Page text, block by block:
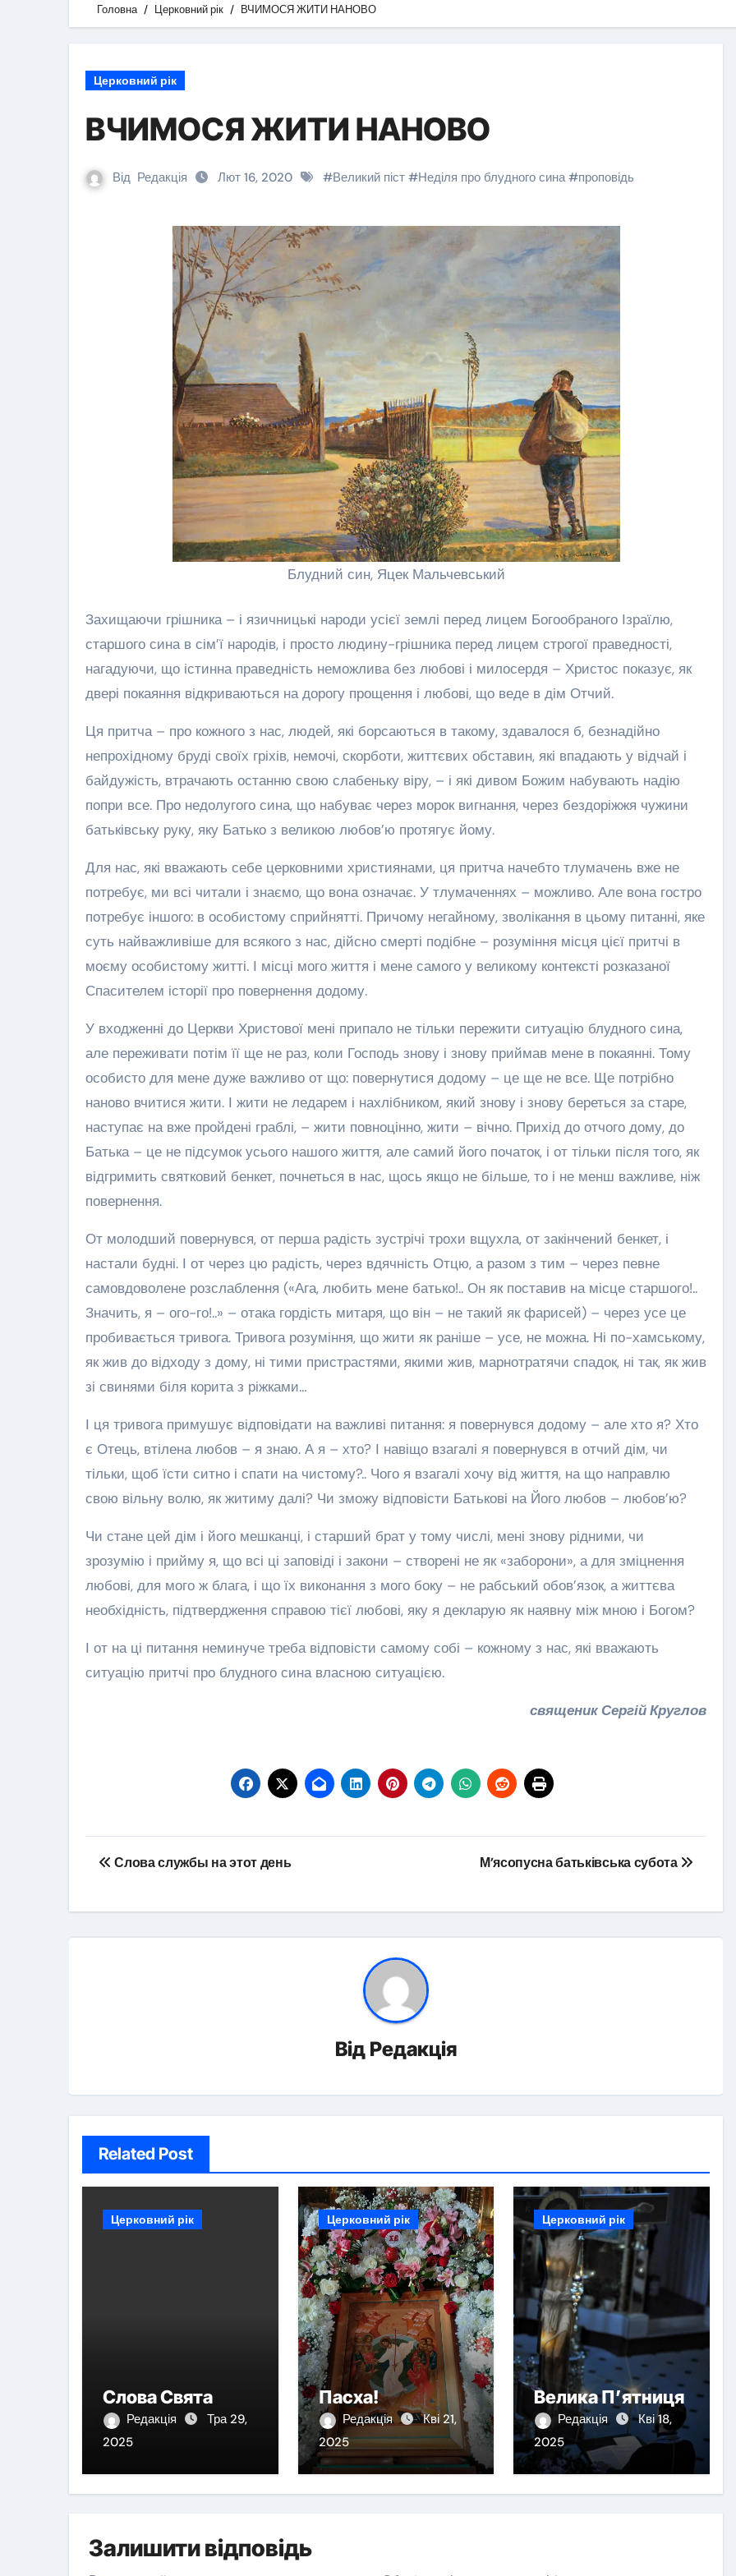
Головна Церковний рік ВЧИМОСЯ ЖИТИ НАНОВО
Церковний рік
ВЧИМОСЯ ЖИТИ НАНОВО
Від Редакція Лют 16, 2020 #Великий піст #Неділя про блудного сина#проповідь
Блудний син, Яцек Мальчевський
Захищаючи грішника – і язичницькі народи усієї землі перед лицем Богообраного Ізраїлю,
старшого сина в сім’ї народів, і просто людину-грішника перед лицем строгої праведності,
нагадуючи, що істинна праведність неможлива без любові і милосердя – Христос показує, як
двері покаяння відкриваються на дорогу прощення і любові, що веде в дім Отчий.
Ця притча – про кожного з нас, людей, які борсаються в такому, здавалося б, безнадійно
непрохідному бруді своїх гріхів, немочі, скорботи, життєвих обставин, які впадають у відчай і
байдужість, втрачають останню свою слабеньку віру, – і які дивом Божим набувають надію
попри все. Про недолугого сина, що набуває через морок вигнання, через бездоріжжя чужини
батьківську руку, яку Батько з великою любов’ю протягує йому.
Для нас, які вважають себе церковними християнами, ця притча начебто тлумачень вже не
потребує, ми всі читали і знаємо, що вона означає. У тлумаченнях – можливо. Але вона гостро
потребує іншого: в особистому сприйнятті. Причому негайному, зволікання в цьому питанні, яке
суть найважливіше для всякого з нас, дійсно смерті подібне – розуміння місця цієї притчі в
моєму особистому житті. І місці мого життя і мене самого у великому контексті розказаної
Спасителем історії про повернення додому.
У входженні до Церкви Христової мені припало не тільки пережити ситуацію блудного сина,
але переживати потім її ще не раз, коли Господь знову і знову приймав мене в покаянні. Тому
особисто для мене дуже важливо от що: повернутися додому – це ще не все. Ще потрібно
наново вчитися жити. І жити не ледарем і нахлібником, який знову і знову береться за старе,
наступає на вже пройдені граблі, – жити повноцінно, жити – вічно. Прихід до отчого дому, до
Батька – це не підсумок усього нашого життя, але самий його початок, і от тільки після того, як
відгримить святковий бенкет, почнеться в нас, щось якщо не більше, то і не менш важливе, ніж
повернення.
От молодший повернувся, от перша радість зустрічі трохи вщухла, от закінчений бенкет, і
настали будні. І от через цю радість, через вдячність Отцю, а разом з тим – через певне
самовдоволене розслаблення («Ага, любить мене батько!.. Он як поставив на місце старшого!..
Значить, я – ого-го!..» – отака гордість митаря, що він – не такий як фарисей) – через усе це
пробивається тривога. Тривога розуміння, що жити як раніше – усе, не можна. Ні по-хамському,
як жив до відходу з дому, ні тими пристрастями, якими жив, марнотратячи спадок, ні так, як жив
зі свинями біля корита з ріжками…
І ця тривога примушує відповідати на важливі питання: я повернувся додому – але хто я? Хто
є Отець, втілена любов – я знаю. А я – хто? І навіщо взагалі я повернувся в отчий дім, чи
тільки, щоб їсти ситно і спати на чистому?.. Чого я взагалі хочу від життя, на що направлю
свою вільну волю, як житиму далі? Чи зможу відповісти Батькові на Його любов – любов’ю?
Чи стане цей дім і його мешканці, і старший брат у тому числі, мені знову рідними, чи
зрозумію і прийму я, що всі ці заповіді і закони – створені не як «заборони», а для зміцнення
любові, для мого ж блага, і що їх виконання з мого боку – не рабський обов’язок, а життєва
необхідність, підтвердження справою тієї любові, яку я декларую як наявну між мною і Богом?
І от на ці питання неминуче треба відповісти самому собі – кожному з нас, які вважають
ситуацію притчі про блудного сина власною ситуацією.
священик Сергій Круглов
Навігація
Слова службы на этот день М’ясопусна батьківська субота
Від Редакція
Related Post
Церковний рік
Слова Свята
Редакція
Тра 29,
2025
Церковний рік
Пасха!
Редакція
Кві 21,
2025
Церковний рік
Велика П’ятниця
Редакція
Кві 18,
2025
Залишити відповідь